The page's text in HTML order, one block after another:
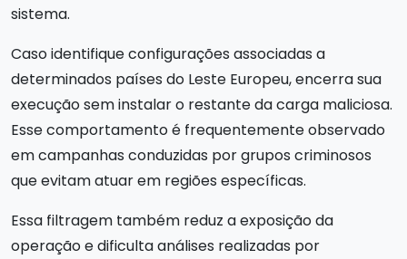
sistema.
Caso identifique configurações associadas a
determinados países do Leste Europeu, encerra sua
execução sem instalar o restante da carga maliciosa.
Esse comportamento é frequentemente observado
em campanhas conduzidas por grupos criminosos
que evitam atuar em regiões específicas.
Essa filtragem também reduz a exposição da
operação e dificulta análises realizadas por